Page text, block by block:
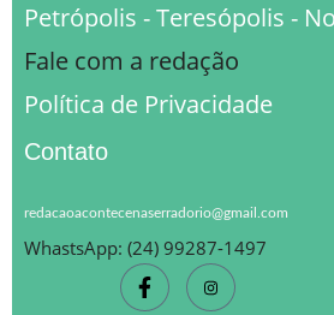
Petrópolis - Teresópolis -
Fale com a redação
Política de Privacidade
Contato
redacaoacontecenaserradorio@gmail.com
WhastsApp: (24) 99287-1497